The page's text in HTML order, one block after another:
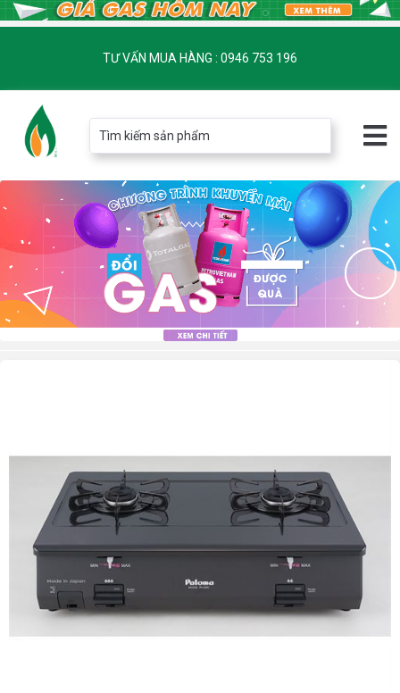
TƯ VẤN MUA HÀNG : 0946 753 196